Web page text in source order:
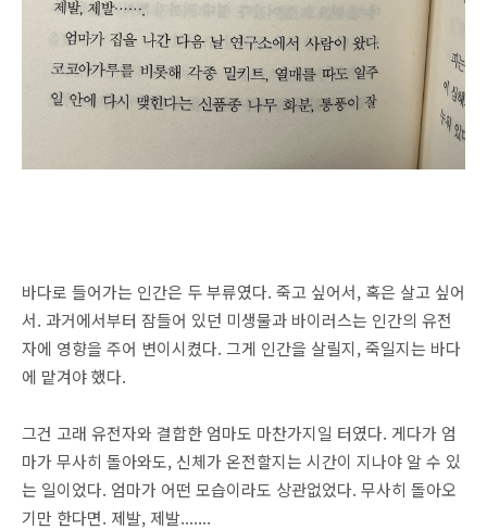
바다로 들어가는 인간은 두 부류였다. 죽고 싶어서, 혹은 살고 싶어
서. 과거에서부터 잠들어 있던 미생물과 바이러스는 인간의 유전
자에 영향을 주어 변이시켰다. 그게 인간을 살릴지, 죽일지는 바다
에 맡겨야 했다.
그건 고래 유전자와 결합한 엄마도 마찬가지일 터였다. 게다가 엄
마가 무사히 돌아와도, 신체가 온전할지는 시간이 지나야 알 수 있
는 일이었다. 엄마가 어떤 모습이라도 상관없었다. 무사히 돌아오
기만 한다면. 제발, 제발.......